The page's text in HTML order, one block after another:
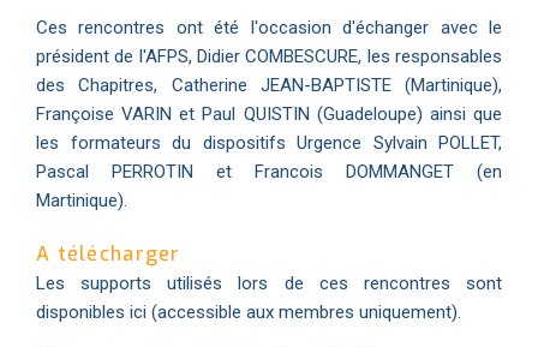
Ces rencontres ont été l'occasion d'échanger avec le
président de l'AFPS, Didier COMBESCURE, les responsables
des Chapitres, Catherine JEAN-BAPTISTE (Martinique),
Françoise VARIN et Paul QUISTIN (Guadeloupe) ainsi que
les formateurs du dispositifs Urgence Sylvain POLLET,
Pascal PERROTIN et Francois DOMMANGET (en
Martinique).
A télécharger
Les supports utilisés lors de ces rencontres sont
disponibles ici (accessible aux membres uniquement).